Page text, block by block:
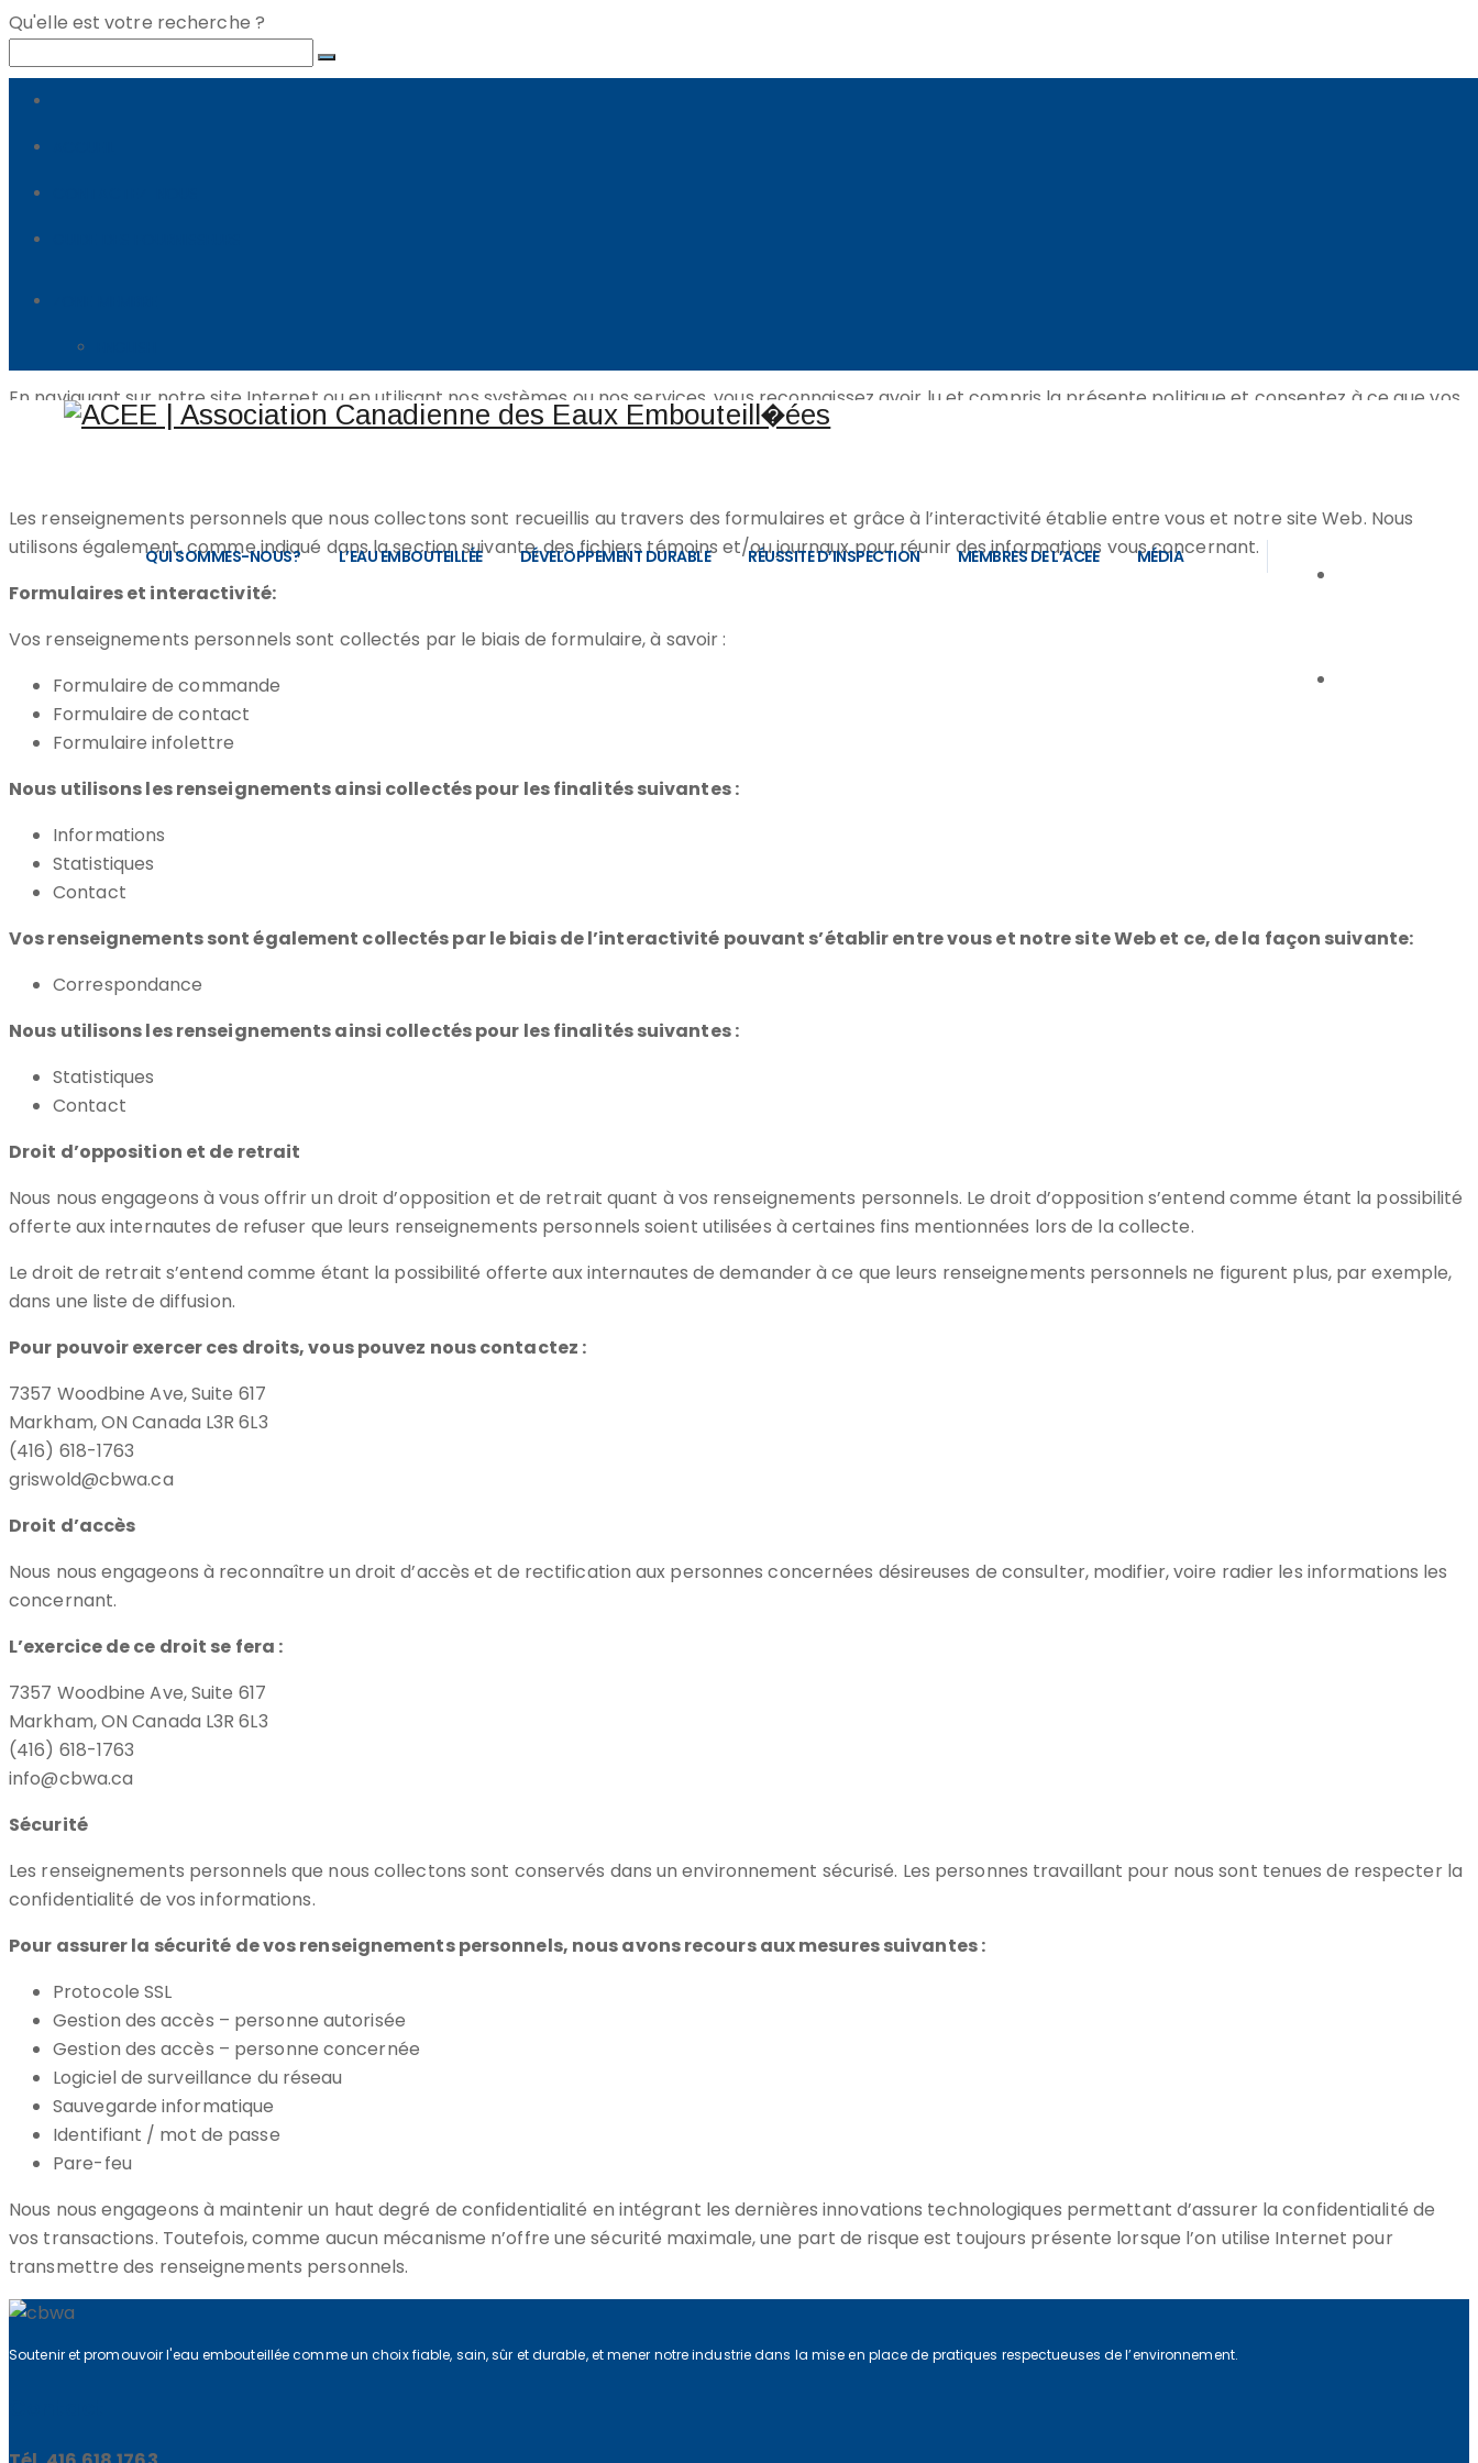
Qu'elle est votre recherche ?
QUI SOMMES-NOUS? L’EAU EMBOUTEILLÉE DÉVELOPPEMENT DURABLE RÉUSSITE D’INSPECTION MEMBRES DE L’ACEE MÉDIA
Politique de confidentialité
En naviguant sur notre site Internet ou en utilisant nos systèmes ou nos services, vous reconnaissez avoir lu et compris la présente politique et consentez à ce que vos
données et renseignements personnels soient traités en conformité avec cette dernière, le cas échéant.
Les renseignements personnels que nous collectons sont recueillis au travers des formulaires et grâce à l’interactivité établie entre vous et notre site Web. Nous
utilisons également, comme indiqué dans la section suivante, des fichiers témoins et/ou journaux pour réunir des informations vous concernant.
Formulaires et interactivité:
Vos renseignements personnels sont collectés par le biais de formulaire, à savoir :
Formulaire de commande
Formulaire de contact
Formulaire infolettre
Nous utilisons les renseignements ainsi collectés pour les finalités suivantes :
Informations
Statistiques
Contact
Vos renseignements sont également collectés par le biais de l’interactivité pouvant s’établir entre vous et notre site Web et ce, de la façon suivante:
Correspondance
Nous utilisons les renseignements ainsi collectés pour les finalités suivantes :
Statistiques
Contact
Droit d’opposition et de retrait
Nous nous engageons à vous offrir un droit d’opposition et de retrait quant à vos renseignements personnels. Le droit d’opposition s’entend comme étant la possibilité
offerte aux internautes de refuser que leurs renseignements personnels soient utilisées à certaines fins mentionnées lors de la collecte.
Le droit de retrait s’entend comme étant la possibilité offerte aux internautes de demander à ce que leurs renseignements personnels ne figurent plus, par exemple,
dans une liste de diffusion.
Pour pouvoir exercer ces droits, vous pouvez nous contactez :
7357 Woodbine Ave, Suite 617
Markham, ON Canada L3R 6L3
(416) 618-1763
griswold@cbwa.ca
Droit d’accès
Nous nous engageons à reconnaître un droit d’accès et de rectification aux personnes concernées désireuses de consulter, modifier, voire radier les informations les
concernant.
L’exercice de ce droit se fera :
7357 Woodbine Ave, Suite 617
Markham, ON Canada L3R 6L3
(416) 618-1763
info@cbwa.ca
Sécurité
Les renseignements personnels que nous collectons sont conservés dans un environnement sécurisé. Les personnes travaillant pour nous sont tenues de respecter la
confidentialité de vos informations.
Pour assurer la sécurité de vos renseignements personnels, nous avons recours aux mesures suivantes :
Protocole SSL
Gestion des accès – personne autorisée
Gestion des accès – personne concernée
Logiciel de surveillance du réseau
Sauvegarde informatique
Identifiant / mot de passe
Pare-feu
Nous nous engageons à maintenir un haut degré de confidentialité en intégrant les dernières innovations technologiques permettant d’assurer la confidentialité de
vos transactions. Toutefois, comme aucun mécanisme n’offre une sécurité maximale, une part de risque est toujours présente lorsque l’on utilise Internet pour
transmettre des renseignements personnels.
Soutenir et promouvoir l'eau embouteillée comme un choix fiable, sain, sûr et durable, et mener notre industrie dans la mise en place de pratiques respectueuses de l’environnement.